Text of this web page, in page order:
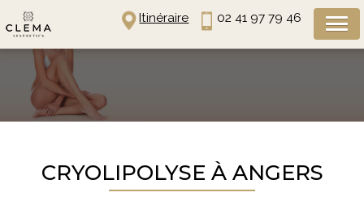
02 41 97 79 46
Itinéraire
CRYOLIPOLYSE À ANGERS